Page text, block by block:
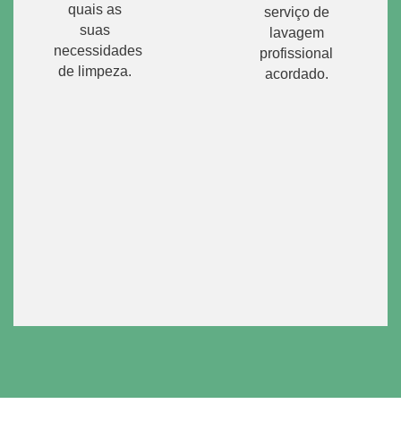
quais as
suas
necessidades
de limpeza.
serviço de
lavagem
profissional
acordado.